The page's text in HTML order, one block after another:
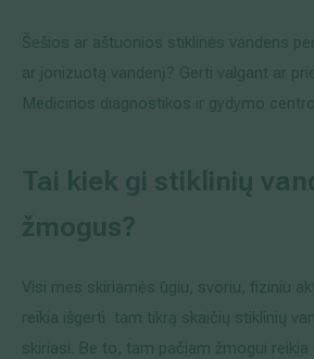
Šešios ar aštuonios stiklinės vandens
ar jonizuotą vandenį? Gerti valgant ar
Medicinos diagnostikos ir gydymo
Tai kiek gi stiklinių
žmogus?
Visi mes skiriamės ūgiu, svoriu, fiziniu
reikia išgerti tam tikrą skaičių stiklinių
skiriasi. Be to, tam pačiam žmogui
Išsiplėtusių kojų venų gydymas
Mamologija (Krūtų onkochirurgija)
Hila paslaugos
Hila gydytojai
Sveikatos patarimai